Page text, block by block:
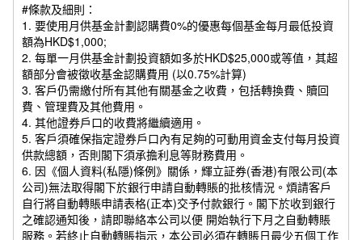
#條款及細則：
1. 要使用月供基金計劃認購費0%的優惠每個基金每月最低投資
額為HKD$1,000;
2. 每單一月供基金計劃投資額如多於HKD$25,000或等值，其超
額部分會被徵收基金認購費用 (以0.75%計算)
3. 客戶仍需繳付所有其他有關基金之收費，包括轉換費、贖回
費、管理費及其他費用。
4. 其他證券戶口的收費將繼續適用。
5. 客戶須確保指定證券戶口內有足夠的可動用資金支付每月投資
供款總額，否則閣下須承擔利息等財務費用。
6. 因《個人資料(私隱)條例》關係，輝立証券(香港)有限公司(本
公司)無法取得閣下於銀行申請自動轉賬的批核情況。煩請客戶
自行將自動轉賬申請表格(正本)交予付款銀行。閣下於收到銀行
之確認通知後，請即聯絡本公司以便 開始執行下月之自動轉賬
服務。若終止自動轉賬指示，本公司必須在轉賬日最少五個工作